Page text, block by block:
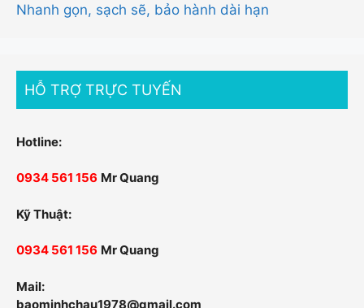
Nhanh gọn, sạch sẽ, bảo hành dài hạn
HỖ TRỢ TRỰC TUYẾN
Hotline:
0934 561 156 Mr Quang
Kỹ Thuật:
0934 561 156 Mr Quang
Mail:
baominhchau1978@gmail.com